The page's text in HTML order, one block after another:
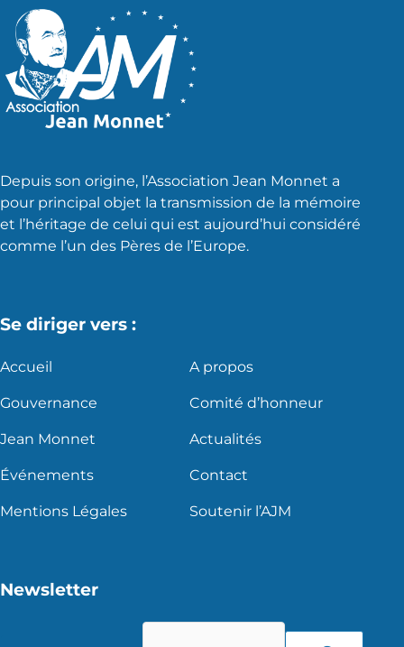
Depuis son origine, l’Association Jean Monnet a
pour principal objet la transmission de la mémoire
et l’héritage de celui qui est aujourd’hui considéré
comme l’un des Pères de l’Europe.
Se diriger vers :
Accueil A propos
Gouvernance Comité d’honneur
Jean Monnet Actualités
Événements Contact
Mentions Légales Soutenir l’AJM
Newsletter